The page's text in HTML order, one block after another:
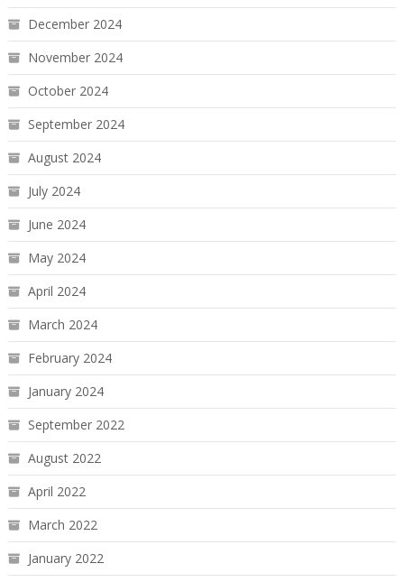
December 2024
November 2024
October 2024
September 2024
August 2024
July 2024
June 2024
May 2024
April 2024
March 2024
February 2024
January 2024
September 2022
August 2022
April 2022
March 2022
January 2022